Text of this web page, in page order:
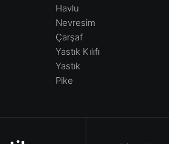
Havlu
Nevresim
Çarşaf
Yastık Kılıfı
Yastık
Pike